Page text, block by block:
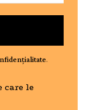
.
care le